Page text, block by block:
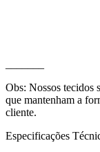
Obs: Nossos tecidos
que mantenham a
cliente.
Especificações